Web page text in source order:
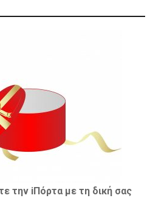
την iΠόρτα με τη δική σας